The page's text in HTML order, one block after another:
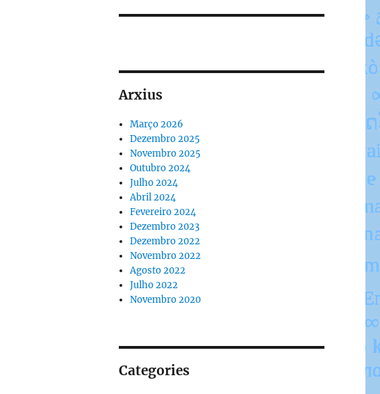
Arxius
Março 2026
Dezembro 2025
Novembro 2025
Outubro 2024
Julho 2024
Abril 2024
Fevereiro 2024
Dezembro 2023
Dezembro 2022
Novembro 2022
Agosto 2022
Julho 2022
Novembro 2020
Categories